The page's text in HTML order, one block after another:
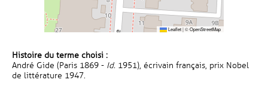
Leaflet|©OpenStreetMap
Histoire du terme choisi :
André Gide (Paris 1869 - Id. 1951), écrivain français, prix Nobel
de littérature 1947.